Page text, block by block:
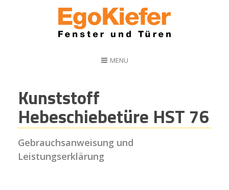
MENU
Kunststoff
Hebeschiebetüre HST 76
Gebrauchsanweisung und
Leistungserklärung